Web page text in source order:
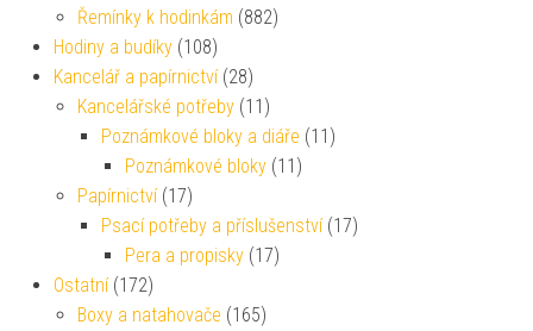
Řemínky k hodinkám (882)
Hodiny a budíky (108)
Kancelář a papírnictví (28)
Kancelářské potřeby (11)
Poznámkové bloky a diáře (11)
Poznámkové bloky (11)
Papírnictví (17)
Psací potřeby a příslušenství (17)
Pera a propisky (17)
Ostatní (172)
Boxy a natahovače (165)